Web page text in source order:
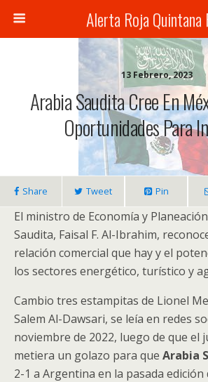
Alerta Roja Quintana
13 Febrero, 2023
Arabia Saudita Cree En
Oportunidades Para
Share Tweet Pin
El ministro de Economía y
Saudita, Faisal F. Al-Ibrahim,
relación comercial que hay y el
los sectores energético, turístico y
Cambio tres estampitas de Lionel
Salem Al-Dawsari, se leía en redes
noviembre de 2022, luego de que el
metiera un golazo para que Arabia
2-1 a Argentina en la pasada edición